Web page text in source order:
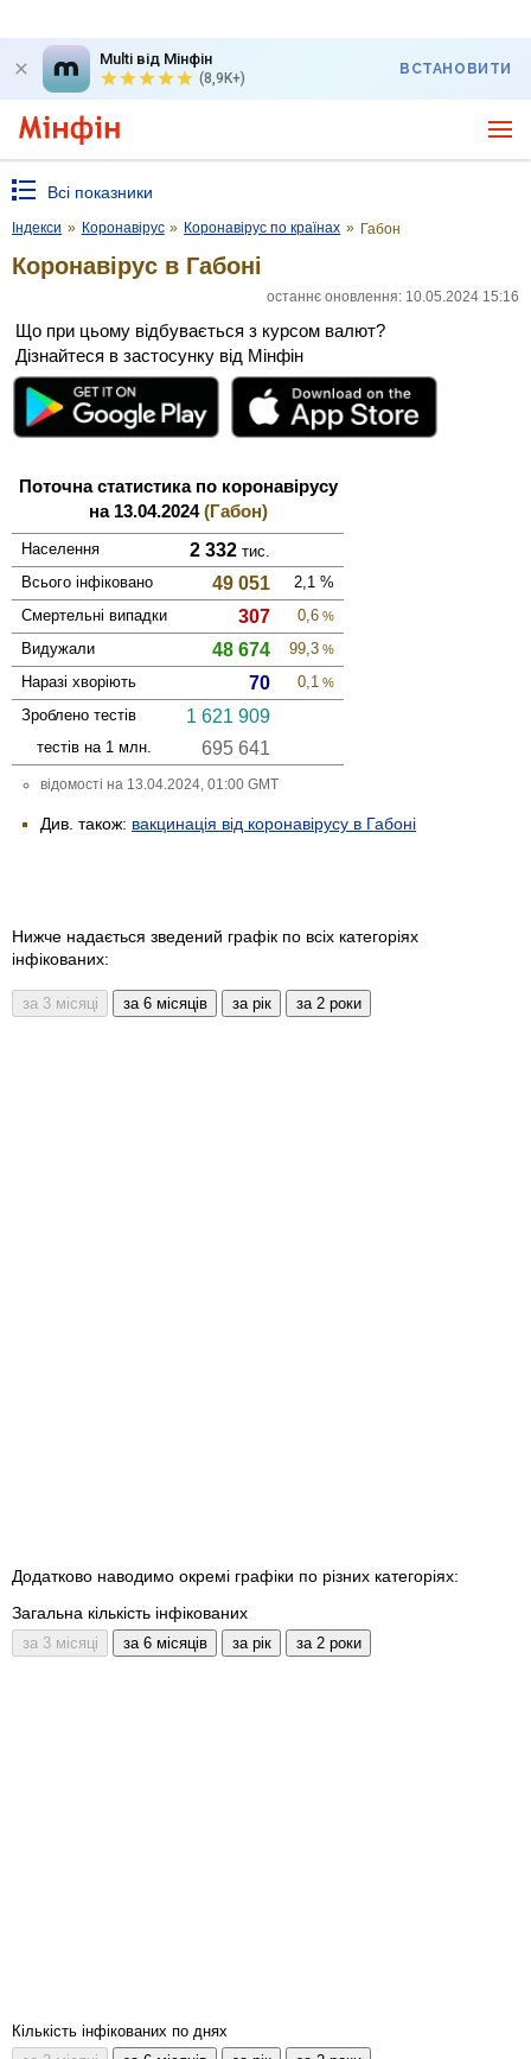
Multi від Мінфін
(8,9K+)
ВСТАНОВИТИ
Всі показники
Індекси » Коронавірус » Коронавірус по країнах » Габон
Коронавірус в Габоні
останнє оновлення: 10.05.2024 15:16
Що при цьому відбувається з курсом валют?
Дізнайтеся в застосунку від Мінфін
Поточна статистика по коронавірусу
на 13.04.2024(Габон)
Населення 2 332 тис.
Всього інфі­ковано
49 051 2,1 %
Смер­тельні випадки
307 0,6 %
Виду­жали 48 674 99,3 %
Наразі хворіють 70 0,1 %
Зроблено тестів 1 621 909
тестів на 1 млн. 695 641
відомості на 13.04.2024, 01:00 GMT
Див. також: вакцинація від коронавірусу в Габоні
Нижче надається зведений графік по всіх категоріях
інфікованих:
Додатково наводимо окремі графіки по різних категоріях:
Загальна кількість інфікованих
Кількість інфікованих по днях